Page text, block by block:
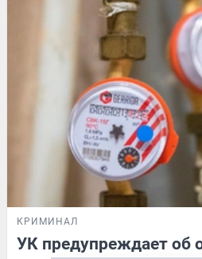
КРИМИНАЛ
УК предупреждает об